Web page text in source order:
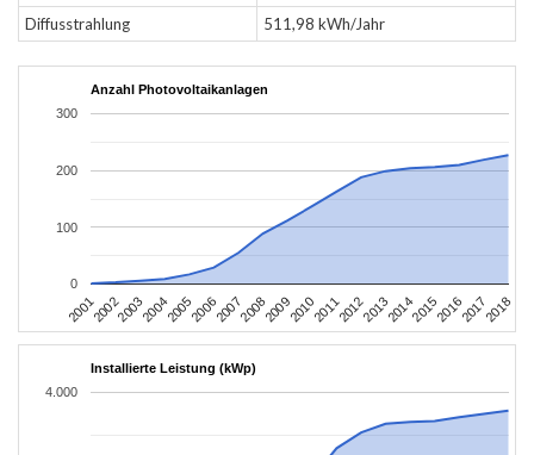
Diffusstrahlung
511,98 kWh/Jahr
Anzahl Photovoltaikanlagen
200120022003200420052006200720082009201020112012201320142015201620172018
0
100
200
300
Installierte Leistung (kWp)
4.000